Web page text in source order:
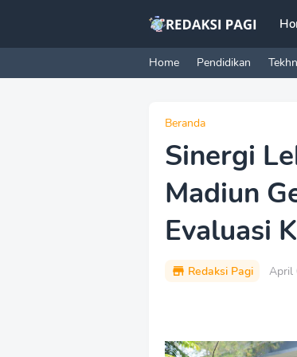
Home Pendidikan
Beranda
Sinergi
Madiun
Evaluasi
Redaksi Pagi April
i